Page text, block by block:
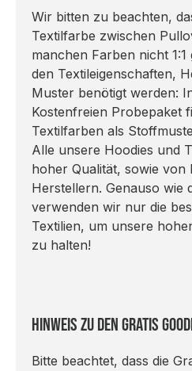
Wir bitten zu beachten,
Textilfarbe zwischen
manchen Farben nicht 1:1
den Textileigenschaften,
Muster benötigt werden:
Kostenfreien Probepaket
Textilfarben als
Alle unsere Hoodies und
hoher Qualität, sowie von
Herstellern. Genauso wie
verwenden wir nur die
Textilien, um unsere
zu halten!
Hinweis zu den Gratis
Bitte beachtet, dass die